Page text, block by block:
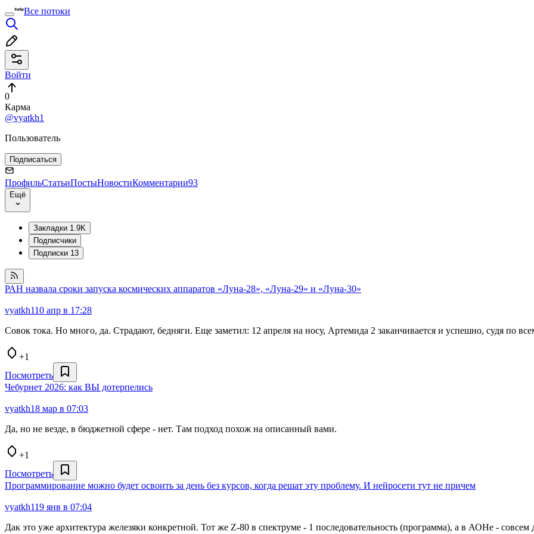
Все потоки
Войти
0
Карма
@vyatkh1
Пользователь
Подписаться
ПрофильСтатьиПостыНовостиКомментарии93
Ещё
Закладки 1.9K
Подписчики
Подписки 13
РАН назвала сроки запуска космических аппаратов «Луна-28», «Луна-29» и «Луна-30»
vyatkh110 апр в 17:28
Совок тока. Но много, да. Страдают, бедняги. Еще заметил: 12 апреля на носу, Артемида 2 заканчивается и успешно, судя по
+1
Посмотреть
Чебурнет 2026: как ВЫ дотерпелись
vyatkh18 мар в 07:03
Да, но не везде, в бюджетной сфере - нет. Там подход похож на описанный вами.
+1
Посмотреть
Программирование можно будет освоить за день без курсов, когда решат эту проблему. И нейросети тут не причем
vyatkh119 янв в 07:04
Дак это уже архитектура железяки конкретной. Тот же Z-80 в спектруме - 1 последовательность (программа), а в АОНе - совсем